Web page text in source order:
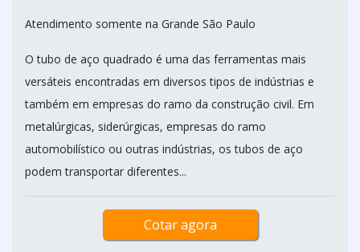
Atendimento somente na Grande São Paulo
O tubo de aço quadrado é uma das ferramentas mais
versáteis encontradas em diversos tipos de indústrias e
também em empresas do ramo da construção civil. Em
metalúrgicas, siderúrgicas, empresas do ramo
automobilístico ou outras indústrias, os tubos de aço
podem transportar diferentes...
Cotar agora